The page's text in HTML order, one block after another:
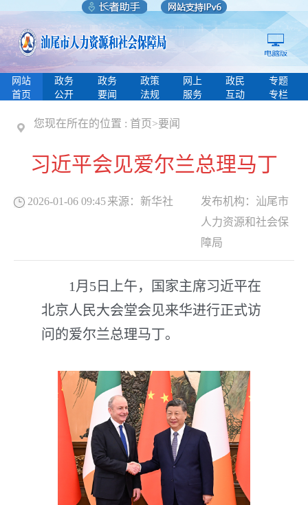
网站
首页
政务
公开
政务
要闻
政策
法规
网上
服务
政民
互动
专题
专栏
您现在所在的位置 : 首页>要闻
习近平会见爱尔兰总理马丁
2026-01-06 09:45来源： 新华社 发布机构： 汕尾市
人力资源和社会保
障局
1月5日上午，国家主席习近平在
北京人民大会堂会见来华进行正式访
问的爱尔兰总理马丁。